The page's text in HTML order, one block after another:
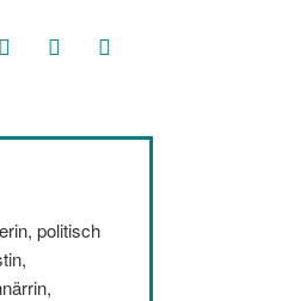
threads goodreads
politisch